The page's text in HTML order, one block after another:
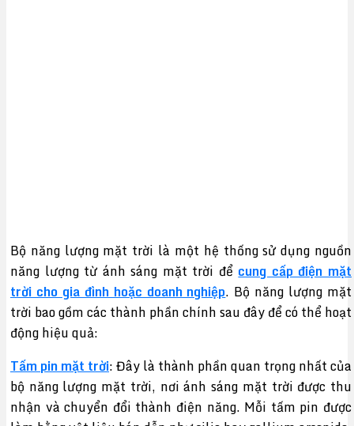
Bộ năng lượng mặt trời là một hệ thống sử dụng nguồn
năng lượng từ ánh sáng mặt trời để cung cấp điện mặt
trời cho gia đình hoặc doanh nghiệp. Bộ năng lượng mặt
trời bao gồm các thành phần chính sau đây để có thể hoạt
động hiệu quả:
Tấm pin mặt trời: Đây là thành phần quan trọng nhất của
bộ năng lượng mặt trời, nơi ánh sáng mặt trời được thu
nhận và chuyển đổi thành điện năng. Mỗi tấm pin được